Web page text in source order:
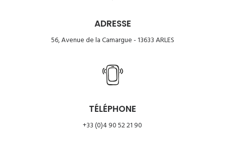
ADRESSE
56, Avenue de la Camargue - 13633 ARLES
TÉLÉPHONE
+33 (0)4 90 52 21 90